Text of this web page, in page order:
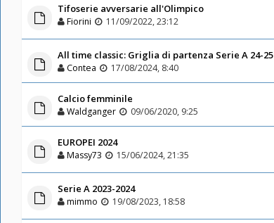
Tifoserie avversarie all'Olimpico
Fiorini 11/09/2022, 23:12
All time classic: Griglia di partenza Serie A 24-25
Contea 17/08/2024, 8:40
Calcio femminile
Waldganger 09/06/2020, 9:25
EUROPEI 2024
Massy73 15/06/2024, 21:35
Serie A 2023-2024
mimmo 19/08/2023, 18:58